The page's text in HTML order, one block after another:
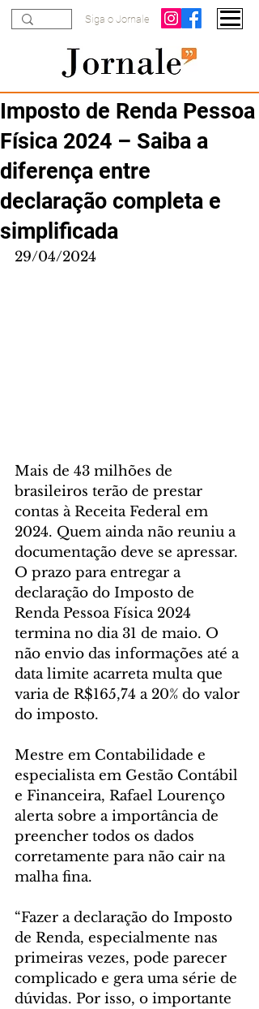
Siga o Jornale
Imposto de Renda Pessoa
Física 2024 – Saiba a
diferença entre
declaração completa e
simplificada
29/04/2024
Mais de 43 milhões de
brasileiros terão de prestar
contas à Receita Federal em
2024. Quem ainda não reuniu a
documentação deve se apressar.
O prazo para entregar a
declaração do Imposto de
Renda Pessoa Física 2024
termina no dia 31 de maio. O
não envio das informações até a
data limite acarreta multa que
varia de R$165,74 a 20% do valor
do imposto.
Mestre em Contabilidade e
especialista em Gestão Contábil
e Financeira, Rafael Lourenço
alerta sobre a importância de
preencher todos os dados
corretamente para não cair na
malha fina.
“Fazer a declaração do Imposto
de Renda, especialmente nas
primeiras vezes, pode parecer
complicado e gera uma série de
dúvidas. Por isso, o importante